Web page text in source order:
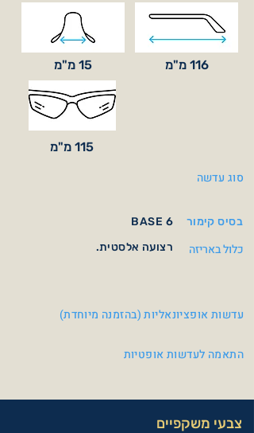
15 מ"מ 116 מ"מ
115 מ"מ
סוג עדשה
BASE 6
בסיס קימור
רצועה אלסטית.
כלול באריזה
עדשות אופציונאליות (בהזמנה מיוחדת)
התאמה לעדשות אופטיות
צבעי משקפיים